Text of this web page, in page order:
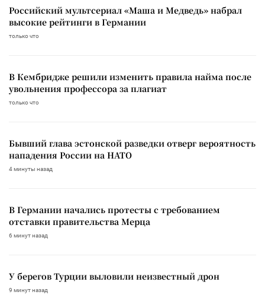
Российский мультсериал «Маша и Медведь» набрал
высокие рейтинги в Германии
только что
В Кембридже решили изменить правила найма после
увольнения профессора за плагиат
только что
Бывший глава эстонской разведки отверг вероятность
нападения России на НАТО
4 минуты назад
В Германии начались протесты с требованием
отставки правительства Мерца
6 минут назад
У берегов Турции выловили неизвестный дрон
9 минут назад